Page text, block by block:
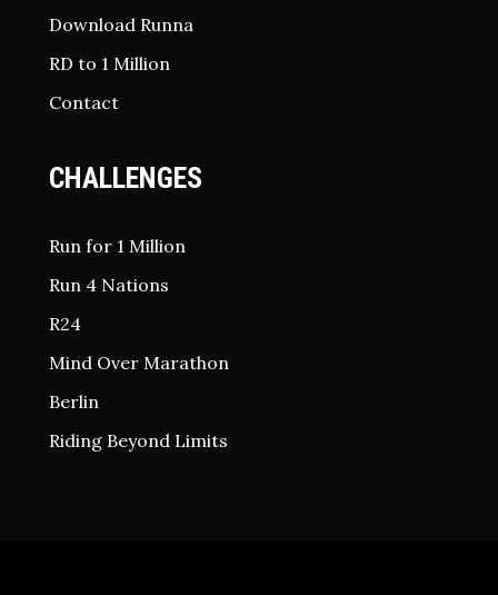
Download Runna
RD to 1 Million
Contact
CHALLENGES
Run for 1 Million
Run 4 Nations
R24
Mind Over Marathon
Berlin
Riding Beyond Limits